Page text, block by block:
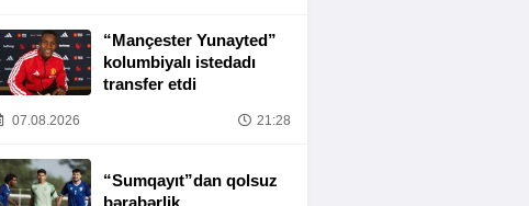
“Mançester Yunayted”
kolumbiyalı istedadı
transfer etdi
07.08.2026 21:28
“Sumqayıt”dan qolsuz
bərabərlik